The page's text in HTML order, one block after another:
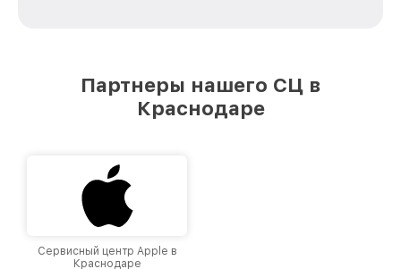
лучшим сервисным центром Acer в городе
Краснодаре, постоянно повышая уровень
Партнеры нашего СЦ в
Краснодаре
Сервисный центр Apple в
Краснодаре